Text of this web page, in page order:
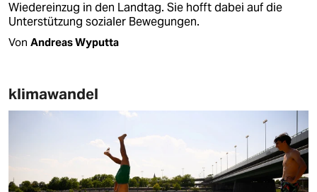
Wiedereinzug in den Landtag. Sie hofft dabei auf die
Unterstützung sozialer Bewegungen.
Von Andreas Wyputta
klimawandel